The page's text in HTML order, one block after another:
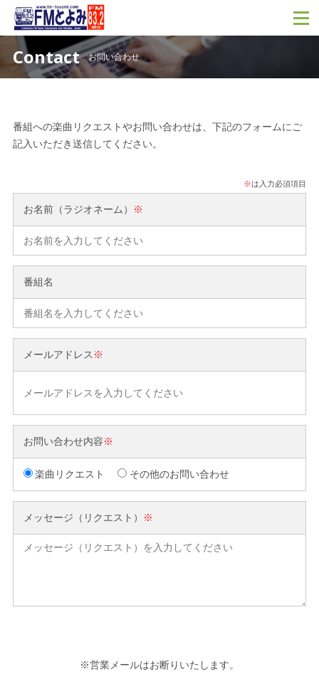
Contact お問い合わせ
番組への楽曲リクエストやお問い合わせは、下記のフォームにご
記入いただき送信してください。
※は入力必須項目
お名前（ラジオネーム） ※
番組名
メールアドレス ※
お問い合わせ内容※
楽曲リクエスト その他のお問い合わせ
メッセージ（リクエスト） ※
※営業メールはお断りいたします。